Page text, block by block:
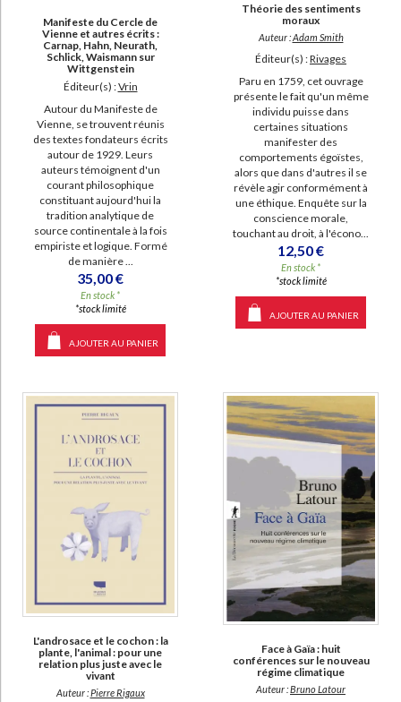
Manifeste du Cercle de
Vienne et autres écrits :
Carnap, Hahn, Neurath,
Schlick, Waismann sur
Wittgenstein
Éditeur(s) :Vrin
Autour du Manifeste de
Vienne, se trouvent réunis
des textes fondateurs écrits
autour de 1929. Leurs
auteurs témoignent d'un
courant philosophique
constituant aujourd'hui la
tradition analytique de
source continentale à la fois
empiriste et logique. Formé
de manière ...
35,00 €
En stock *
*stock limité
AJOUTER AU PANIER
Théorie des sentiments
moraux
Auteur :Adam Smith
Éditeur(s) :Rivages
Paru en 1759, cet ouvrage
présente le fait qu'un même
individu puisse dans
certaines situations
manifester des
comportements égoïstes,
alors que dans d'autres il se
révèle agir conformément à
une éthique. Enquête sur la
conscience morale,
touchant au droit, à l'écono...
12,50 €
En stock *
*stock limité
AJOUTER AU PANIER
L'androsace et le cochon : la
plante, l'animal : pour une
relation plus juste avec le
vivant
Auteur :Pierre Rigaux
Face à Gaïa : huit
conférences sur le nouveau
régime climatique
Auteur :Bruno Latour